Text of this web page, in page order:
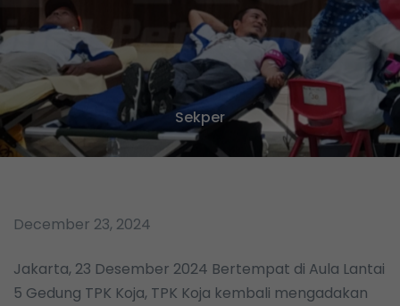
Sekper
December 23, 2024
Jakarta, 23 Desember 2024 Bertempat di Aula Lantai
5 Gedung TPK Koja, TPK Koja kembali mengadakan